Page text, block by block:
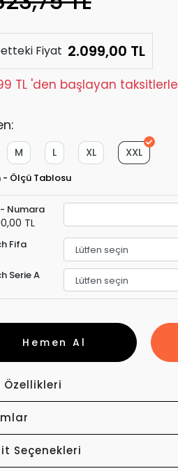
Fiyat 2.099,00 TL
TL 'den başlayan taksitlerle
XXL
XL
L
M
- Ölçü Tablosu
Numara
TL
Fifa
Serie A
Hemen Al
Özellikleri
Seçenekleri